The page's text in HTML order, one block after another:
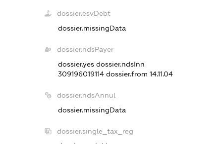
dossier.esvDebt
dossier.missingData
dossier.ndsPayer
dossier.yes dossier.ndsInn
309196019114 dossier.from 14.11.04
dossier.ndsAnnul
dossier.missingData
dossier.single_tax_reg